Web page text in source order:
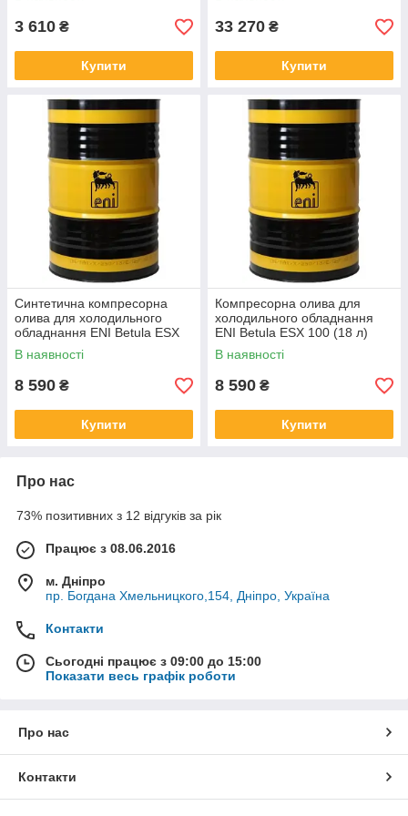
3 610 ₴
Купити
33 270 ₴
Купити
Синтетична компресорна
олива для холодильного
обладнання ENI Betula ESX
32 (18 л)
В наявності
8 590 ₴
Купити
Компресорна олива для
холодильного обладнання
ENI Betula ESX 100 (18 л)
В наявності
8 590 ₴
Купити
Про нас
73% позитивних з 12 відгуків за рік
Працює з 08.06.2016
м. Дніпро
пр. Богдана Хмельницкого,154, Дніпро, Україна
Контакти
Сьогодні працює з 09:00 до 15:00
Показати весь графік роботи
Про нас
Контакти